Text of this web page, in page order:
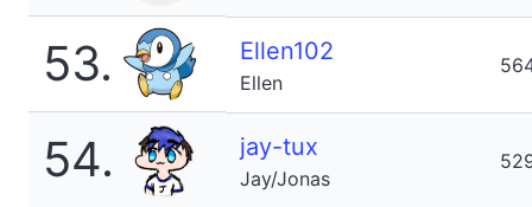
53. Ellen102
Ellen
54. jay-tux
Jay/Jonas